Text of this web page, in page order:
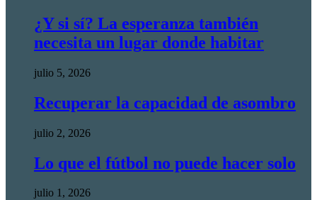
¿Y si sí? La esperanza también
necesita un lugar donde habitar
julio 5, 2026
Recuperar la capacidad de asombro
julio 2, 2026
Lo que el fútbol no puede hacer solo
julio 1, 2026